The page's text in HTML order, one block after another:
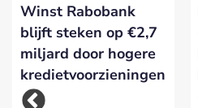
Winst Rabobank
blijft steken op €2,7
miljard door hogere
kredietvoorzieningen